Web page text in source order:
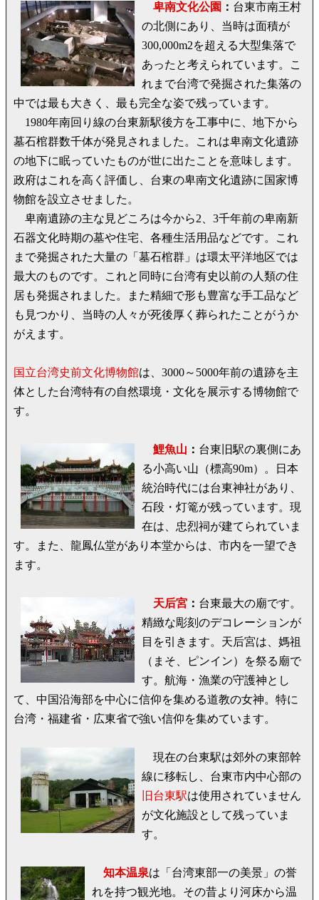
卑南文化公園 ： 台東市南王村
の北側にあり、当時は面積が
300,000m2を超える大型集落で
あったと考えられています。こ
れまで台湾で発掘された集落の
中では最も大きく、最も完全な姿で残っています。
1980年南回り線の台東新駅後方を工事中に、地下から
墓石棺群数千体が発見されました。これは卑南文化遺跡
の地下に眠っていたものが世に出たことを意味します。
政府はこれを高く評価し、台東の卑南文化遺跡に国家博
物館を設立させました。
卑南遺跡の主な見どころは今から2、3千年前の卑南新
石器文化時期の墓や住宅、各種生活用品などです。これ
まで発掘された大量の「墓石棺群」は環太平洋地区では
最大のものです。これと同時に台湾有史以前の人類の住
居も発掘されました。また精細で形も豊富な手工品など
も見つかり、当時の人々が死後厚く葬られたことがうか
がえます。
国立台湾史前文化博物館は、3000～5000年前の遺跡を主
体とした台湾特有の自然環境・文化を展示する博物館で
す。
鯉魚山 ： 台東旧駅の裏側にあ
る小高い山（標高90m）。日本
統治時代には台東神社があり、
石段・灯篭が残っています。現
在は、忠烈祠が建てられていま
す。また、龍鳳仏堂があり本堂からは、市内を一望でき
ます。
天后宮 ： 台東最大の廟です。
精緻な彫刻のデコレーションが
目を引きます。天后宮は、媽祖
（まそ、ピンイン）を祭る廟で
す。航海・漁業の守護神とし
て、中国沿海部を中心に信仰を集める道教の女神。特に
台湾・福建省・広東省で強い信仰を集めています。
現在の台東駅は郊外の東部幹
線に移転し、台東市内中心部の
旧台東駅は使用されていません
が文化施設として残っていま
す。
知本温泉は「台湾東部一の美景」の誉
れを持つ観光地。その昔より河床から温